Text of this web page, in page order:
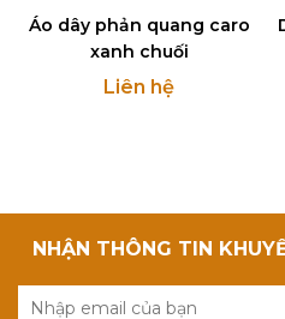
Áo dây phản quang caro
xanh chuối
Liên hệ
NHẬN THÔNG TIN